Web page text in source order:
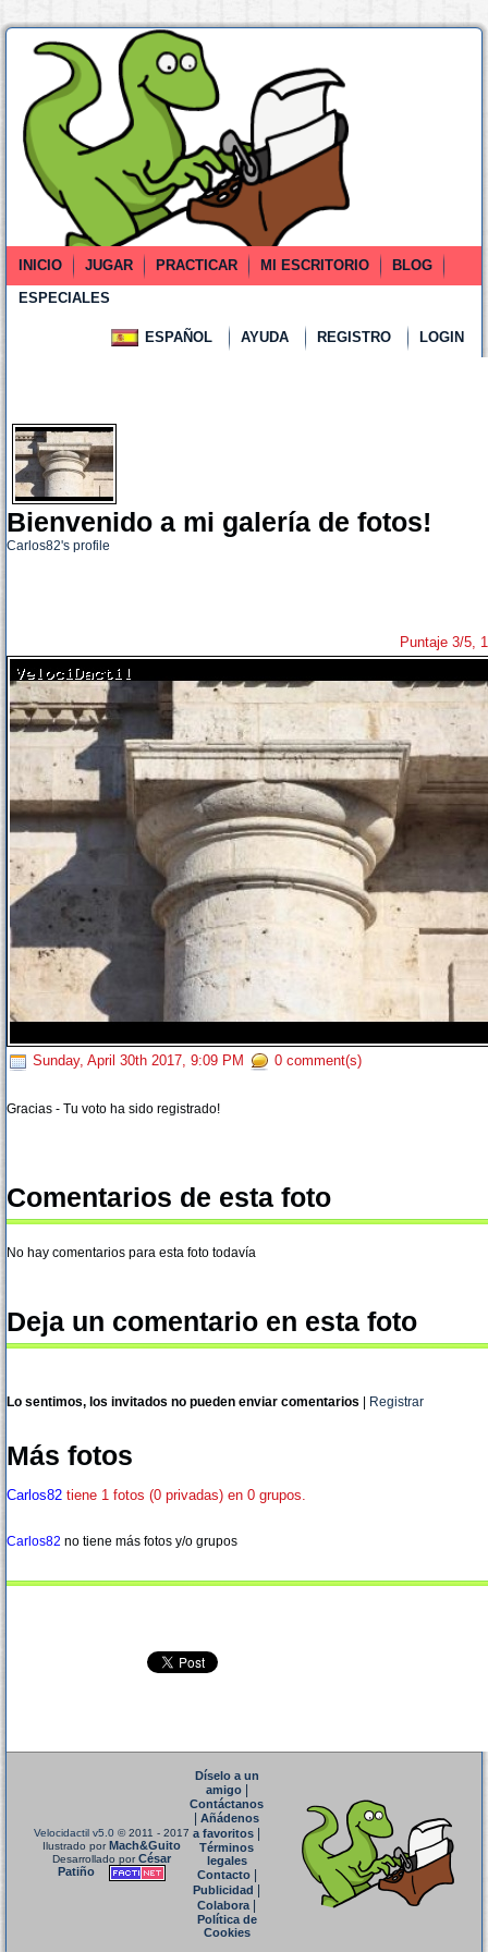
INICIO JUGAR PRACTICAR MI ESCRITORIO
BLOG
ESPECIALES
ESPAÑOL AYUDA REGISTRO LOGIN
Bienvenido a mi galería de fotos!
Carlos82's profile
Puntaje 3/5,
Sunday, April 30th 2017, 9:09 PM 0 comment(s)
Gracias - Tu voto ha sido registrado!
Comentarios de esta foto
No hay comentarios para esta foto todavía
Deja un comentario en esta foto
Lo sentimos, los invitados no pueden enviar comentarios Registrar
Más fotos
Carlos82 tiene 1 fotos (0 privadas) en 0 grupos.
Carlos82 no tiene más fotos y/o grupos
Velocidactil v5.0 © 2011 - 2017
Ilustrado porMach&Guito
Desarrollado porCésar
Patiño
Díselo a un
amigo|
Contáctanos
Añádenos
a favoritos
Términos
legales
Contacto|
Publicidad
Colabora|
Política de
Cookies